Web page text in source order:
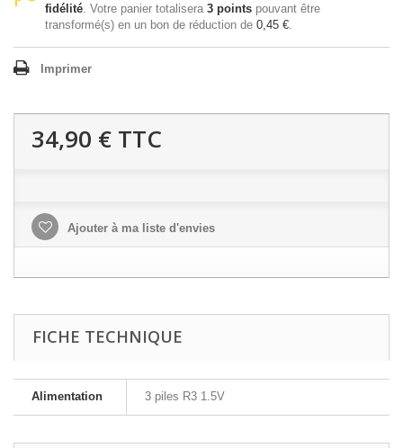
fidélité. Votre panier totalisera 3 points pouvant être
transformé(s) en un bon de réduction de 0,45 €.
Imprimer
34,90 € TTC
Ajouter à ma liste d'envies
FICHE TECHNIQUE
Alimentation 3 piles R3 1.5V